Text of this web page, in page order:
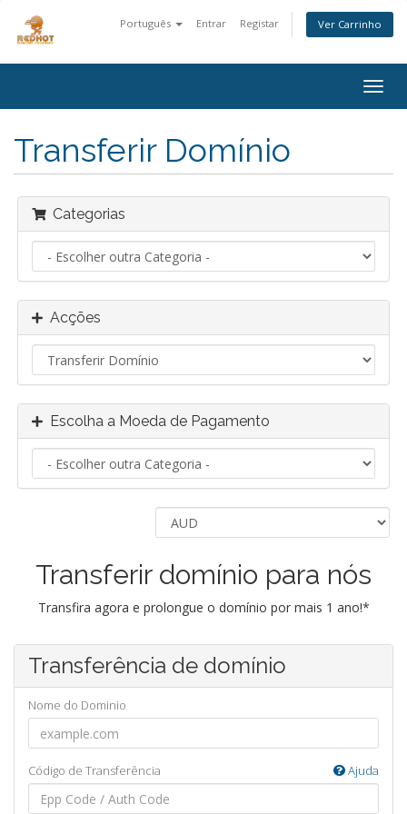
Português Entrar Registar Ver Carrinho
Transferir Domínio
Categorias
Acções
Escolha a Moeda de Pagamento
Transferir domínio para nós
Transfira agora e prolongue o domínio por mais 1 ano!*
Transferência de domínio
Nome do Dominio
Código de Transferência Ajuda